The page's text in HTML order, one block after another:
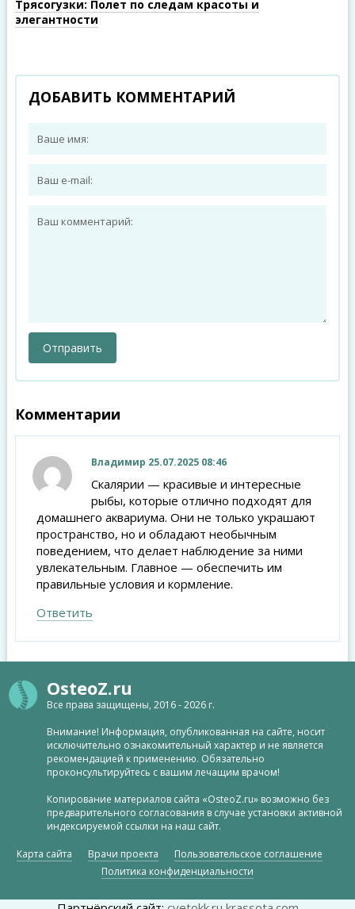
Трясогузки: Полет по следам красоты и
элегантности
ДОБАВИТЬ КОММЕНТАРИЙ
Комментарии
Владимир 25.07.2025 08:46
Скалярии — красивые и интересные
рыбы, которые отлично подходят для
домашнего аквариума. Они не только украшают
пространство, но и обладают необычным
поведением, что делает наблюдение за ними
увлекательным. Главное — обеспечить им
правильные условия и кормление.
Ответить
OsteoZ.ru
Все права защищены, 2016 - 2026 г.
Внимание! Информация, опубликованная на сайте, носит
исключительно ознакомительный характер и не является
рекомендацией к применению. Обязательно
проконсультируйтесь с вашим лечащим врачом!
Копирование материалов сайта «OsteoZ.ru» возможно без
предварительного согласования в случае установки активной
индексируемой ссылки на наш сайт.
Карта сайта Врачи проекта
Пользовательское соглашение
Политика конфиденциальности